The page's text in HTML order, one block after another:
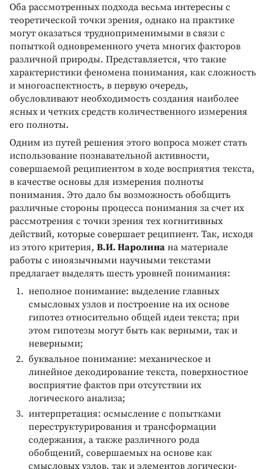
Оба рассмотренных подхода весьма интересны с
теоретической точки зрения, однако на практике
могут оказаться трудноприменимыми в связи с
попыткой одновременного учета многих факторов
различной природы. Представляется, что такие
характеристики феномена понимания, как сложность
и многоаспектность, в первую очередь,
обусловливают необходимость создания наиболее
ясных и четких средств количественного измерения
его полноты.
Одним из путей решения этого вопроса может стать
использование познавательной активности,
совершаемой реципиентом в ходе восприятия текста,
в качестве основы для измерения полноты
понимания. Это дало бы возможность обобщить
различные стороны процесса понимания за счет их
рассмотрения с точки зрения тех когнитивных
действий, которые совершает реципиент. Так, исходя
из этого критерия, В.И. Наролина на материале
работы с иноязычными научными текстами
предлагает выделять шесть уровней понимания:
неполное понимание: выделение главных
смысловых узлов и построение на их основе
гипотез относительно общей идеи текста; при
этом гипотезы могут быть как верными, так и
неверными;
буквальное понимание: механическое и
линейное декодирование текста, поверхностное
восприятие фактов при отсутствии их
логического анализа;
интерпретация: осмысление с попытками
переструктурирования и трансформации
содержания, а также различного рода
обобщений, совершаемых на основе как
смысловых узлов, так и элементов логически-